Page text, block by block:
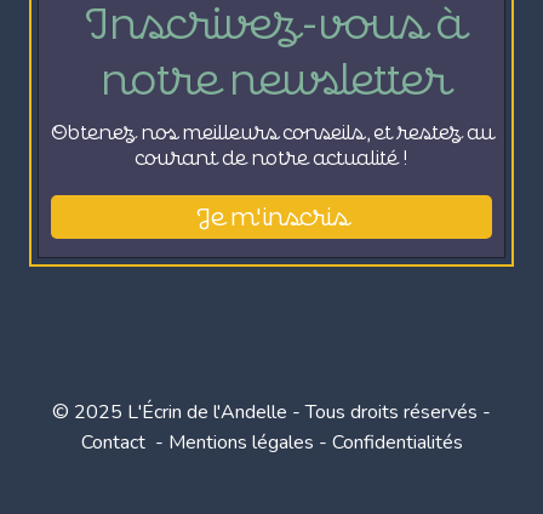
© 2025 L'Écrin de l'Andelle - Tous droits réservés -
Contact - Mentions légales - Confidentialités